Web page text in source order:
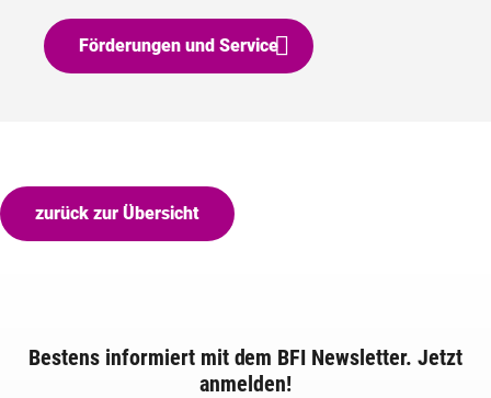
Förderungen und Service
zurück zur Übersicht
Bestens informiert mit dem BFI Newsletter. Jetzt
anmelden!